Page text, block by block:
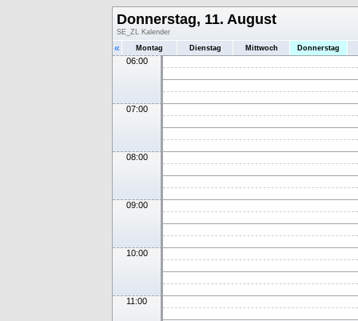
Donnerstag, 11. August
SE_ZL Kalender
« Montag Dienstag Mittwoch Donnerstag
06:00
07:00
08:00
09:00
10:00
11:00